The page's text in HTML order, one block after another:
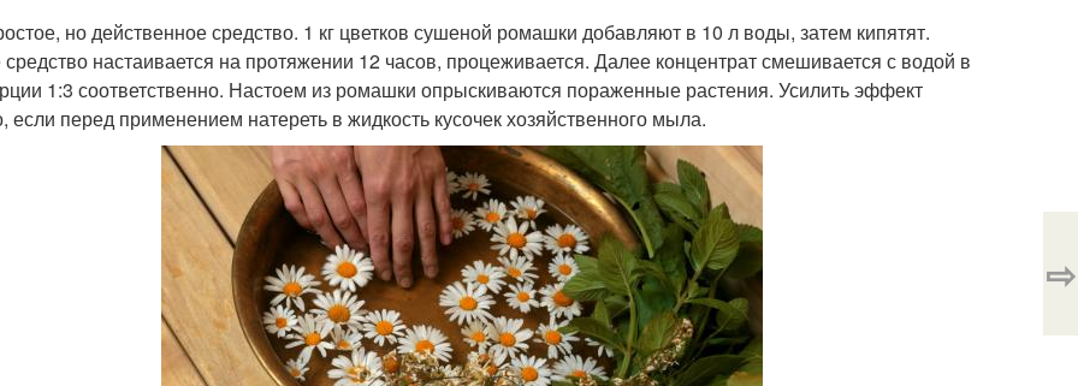
но действенное средство. 1 кг цветков сушеной ромашки добавляют в 10 л воды, затем кипятят.
настаивается на протяжении 12 часов, процеживается. Далее концентрат смешивается с водой в
1:3 соответственно. Настоем из ромашки опрыскиваются пораженные растения. Усилить эффект
если перед применением натереть в жидкость кусочек хозяйственного мыла.
⇨